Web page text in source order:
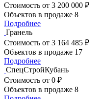
Стоимость от 3 200 000 ₽
Объектов в продаже 8
Подробнее
Гранель
Стоимость от 3 164 485 ₽
Объектов в продаже 17
Подробнее
СпецСтройКубань
Стоимость от 0 ₽
Объектов в продаже 8